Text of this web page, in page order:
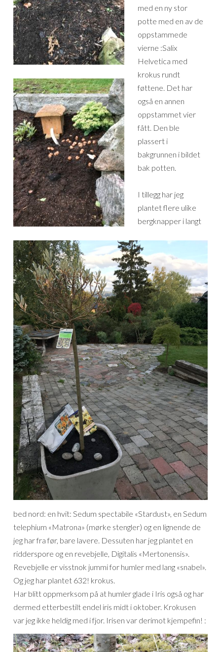
med en ny stor
potte med en av de
oppstammede
vierne :Salix
Helvetica med
krokus rundt
føttene. Det har
også en annen
oppstammet vier
fått. Den ble
plassert i
bakgrunnen i bildet
bak potten.
I tillegg har jeg
plantet flere ulike
bergknapper i langt
bed nord: en hvit: Sedum spectabile «Stardust», en Sedum
telephium «Matrona» (mørke stengler) og en lignende de
jeg har fra før, bare lavere. Dessuten har jeg plantet en
ridderspore og en revebjelle, Digitalis «Mertonensis».
Revebjelle er visstnok jummi for humler med lang «snabel».
Og jeg har plantet 632! krokus.
Har blitt oppmerksom på at humler glade i Iris også og har
dermed etterbestilt endel iris midt i oktober. Krokusen
var jeg ikke heldig med i fjor. Irisen var derimot kjempefin! :